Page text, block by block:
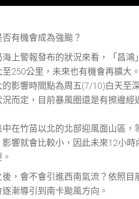
否有機會成為強颱？
上警報發布的狀況來看，「昌
至250公里，未來也有機會再擴大
影響時間點為周五(7/10)白天至
而定，目前暴風圈還是有擦邊經
在竹苗以北的北部迎風面山區
響就會比較小，因此未來12小
，會不會引進西南氣流？依照
漸導引到南卡颱風方向。